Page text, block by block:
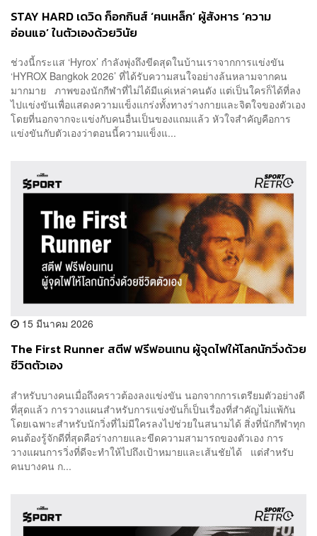
STAY HARD เดวิด ก็อกกินส์ ‘ฅนเหล็ก’ ผู้สังหาร ‘ความ
อ่อนแอ’ ในตัวเองด้วยวินัย
ช่วงนี้กระแส ‘Hyrox’ กำลังพุ่งถึงขีดสุดในบ้านเราจากการแข่งขัน
‘HYROX Bangkok 2026’ ที่ได้รับความสนใจอย่างล้นหลามจากคน
มากมาย ภาพของนักกีฬาที่ไม่ได้มีแค่เหล่าคนดัง แต่เป็นใครก็ได้ที่ลง
ไปแข่งขันเพื่อแสดงความแข็งแกร่งทั้งทางร่างกายและจิตใจของตัวเอง
โดยที่นอกจากจะแข่งกับคนอื่นเป็นของแถมแล้ว หัวใจสำคัญคือการ
แข่งขันกับตัวเองว่าตอนนี้ความแข็งแ...
15 มีนาคม 2026
The First Runner สตีฟ ฟรีฟอนเทน ผู้จุดไฟให้โลกนักวิ่งด้วย
ชีวิตตัวเอง
สำหรับบางคนเมื่อถึงคราวต้องลงแข่งขัน นอกจากการเตรียมตัวอย่างดี
ที่สุดแล้ว การวางแผนสำหรับการแข่งขันก็เป็นเรื่องที่สำคัญไม่แพ้กัน
โดยเฉพาะสำหรับนักวิ่งที่ไม่มีใครลงไปช่วยในสนามได้ สิ่งที่นักกีฬาทุก
คนต้องรู้จักดีที่สุดคือร่างกายและขีดความสามารถของตัวเอง การ
วางแผนการวิ่งที่ดีจะทำให้ไปถึงเป้าหมายและเส้นชัยได้ แต่สำหรับ
คนบางคน ก...